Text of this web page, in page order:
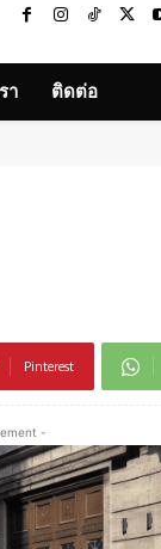
า ติดต่อ
Pinterest
-